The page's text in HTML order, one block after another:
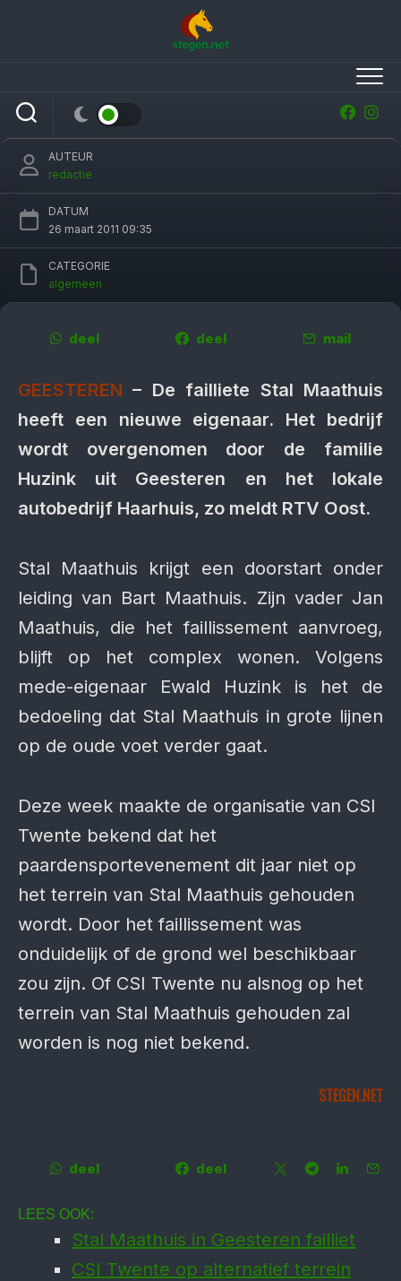
Nieuwe eigenaar voor failliete Stal Maathuis
AUTEUR
redactie
DATUM
26 maart 2011 09:35
CATEGORIE
algemeen
deel deel mail
GEESTEREN – De failliete Stal Maathuis
heeft een nieuwe eigenaar. Het bedrijf
wordt overgenomen door de familie
Huzink uit Geesteren en het lokale
autobedrijf Haarhuis, zo meldt RTV Oost.
Stal Maathuis krijgt een doorstart onder
leiding van Bart Maathuis. Zijn vader Jan
Maathuis, die het faillissement aanvroeg,
blijft op het complex wonen. Volgens
mede-eigenaar Ewald Huzink is het de
bedoeling dat Stal Maathuis in grote lijnen
op de oude voet verder gaat.
Deze week maakte de organisatie van CSI
Twente bekend dat het
paardensportevenement dit jaar niet op
het terrein van Stal Maathuis gehouden
wordt. Door het faillissement was
onduidelijk of de grond wel beschikbaar
zou zijn. Of CSI Twente nu alsnog op het
terrein van Stal Maathuis gehouden zal
worden is nog niet bekend.
STEGEN.NET
deel deel
LEES OOK:
Stal Maathuis in Geesteren failliet
CSI Twente op alternatief terrein